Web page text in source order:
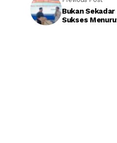
Bukan
Sukses